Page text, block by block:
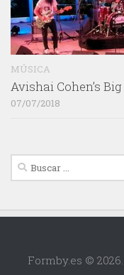
MÚSICA
Avishai Cohen’s
07/07/2018
Buscar:
Formby.es ©